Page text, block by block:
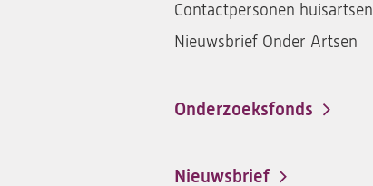
Contactpersonen huisartsen
Nieuwsbrief Onder Artsen
Onderzoeksfonds
Nieuwsbrief